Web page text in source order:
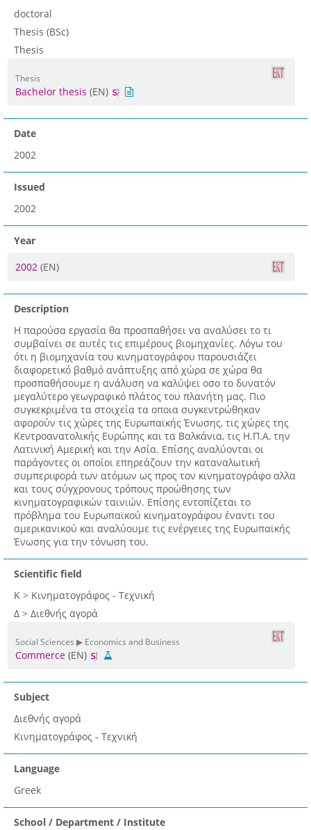
doctoral
Thesis (BSc)
Thesis
Thesis
Bachelor thesis (EN)
Date
2002
Issued
2002
Year
2002 (EN)
Description
Η παρούσα εργασία θα προσπαθήσει να αναλύσει το τι
συμβαίνει σε αυτές τις επιμέρους βιομηχανίες. Λόγω του
ότι η βιομηχανία του κινηματογράφου παρουσιάζει
διαφορετικό βαθμό ανάπτυξης από χώρα σε χώρα θα
προσπαθήσουμε η ανάλυση να καλύψει οσο το δυνατόν
μεγαλύτερο γεωγραφικό πλάτος του πλανήτη μας. Πιο
συγκεκριμένα τα στοιχεία τα οποια συγκεντρώθηκαν
αφορούν τις χώρες της Ευρωπαϊκής Ένωσης, τις χώρες της
Κεντροανατολικής Ευρώπης και τα Βαλκάνια, τις Η.Π.Α, την
Λατινική Αμερική και την Ασία. Επίσης αναλύονται οι
παράγοντες οι οποίοι επηρεάζουν την καταναλωτική
συμπεριφορά των ατόμων ως προς τον κινηματογράφο αλλα
και τους σύγχρονους τρόπους προώθησης των
κινηματογραφικών ταινιών. Επίσης εντοπίζεται το
πρόβλημα του Ευρωπαϊκού κινηματογράφου έναντι του
αμερικανικού και αναλύουμε τις ενέργειες της Ευρωπαϊκής
Ένωσης για την τόνωση του.
Scientific field
Κ > Κινηματογράφος - Τεχνική
Δ > Διεθνής αγορά
Social Sciences ▶ Economics and Business
Commerce (EN)
Subject
Διεθνής αγορά
Κινηματογράφος - Τεχνική
Language
Greek
School / Department / Institute